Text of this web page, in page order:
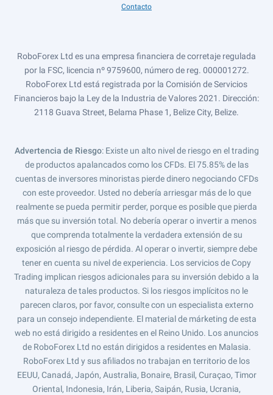
Contacto
RoboForex Ltd es una empresa financiera de corretaje regulada
por la FSC, licencia nº 9759600, número de reg. 000001272.
RoboForex Ltd está registrada por la Comisión de Servicios
Financieros bajo la Ley de la Industria de Valores 2021. Dirección:
2118 Guava Street, Belama Phase 1, Belize City, Belize.
Advertencia de Riesgo: Existe un alto nivel de riesgo en el trading
de productos apalancados como los CFDs. El 75.85% de las
cuentas de inversores minoristas pierde dinero negociando CFDs
con este proveedor. Usted no debería arriesgar más de lo que
realmente se pueda permitir perder, porque es posible que pierda
más que su inversión total. No debería operar o invertir a menos
que comprenda totalmente la verdadera extensión de su
exposición al riesgo de pérdida. Al operar o invertir, siempre debe
tener en cuenta su nivel de experiencia. Los servicios de Copy
Trading implican riesgos adicionales para su inversión debido a la
naturaleza de tales productos. Si los riesgos implícitos no le
parecen claros, por favor, consulte con un especialista externo
para un consejo independiente. El material de márketing de esta
web no está dirigido a residentes en el Reino Unido. Los anuncios
de RoboForex Ltd no están dirigidos a residentes en Malasia.
RoboForex Ltd y sus afiliados no trabajan en territorio de los
EEUU, Canadá, Japón, Australia, Bonaire, Brasil, Curaçao, Timor
Oriental, Indonesia, Irán, Liberia, Saipán, Rusia, Ucrania,